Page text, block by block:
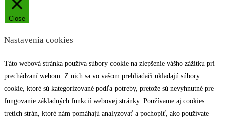
Close
Nastavenia cookies
Táto webová stránka používa súbory cookie na zlepšenie vášho zážitku pri
prechádzaní webom. Z nich sa vo vašom prehliadači ukladajú súbory
cookie, ktoré sú kategorizované podľa potreby, pretože sú nevyhnutné pre
fungovanie základných funkcií webovej stránky. Používame aj cookies
tretích strán, ktoré nám pomáhajú analyzovať a pochopiť, ako používate